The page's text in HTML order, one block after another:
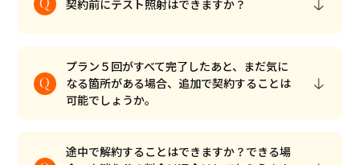
契約前にテスト照射はできますか？
プラン５回がすべて完了したあと、まだ気に
なる箇所がある場合、追加で契約することは
可能でしょうか。
途中で解約することはできますか？できる場